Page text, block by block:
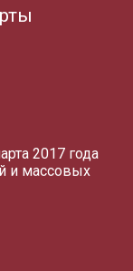
2017 года
и массовых